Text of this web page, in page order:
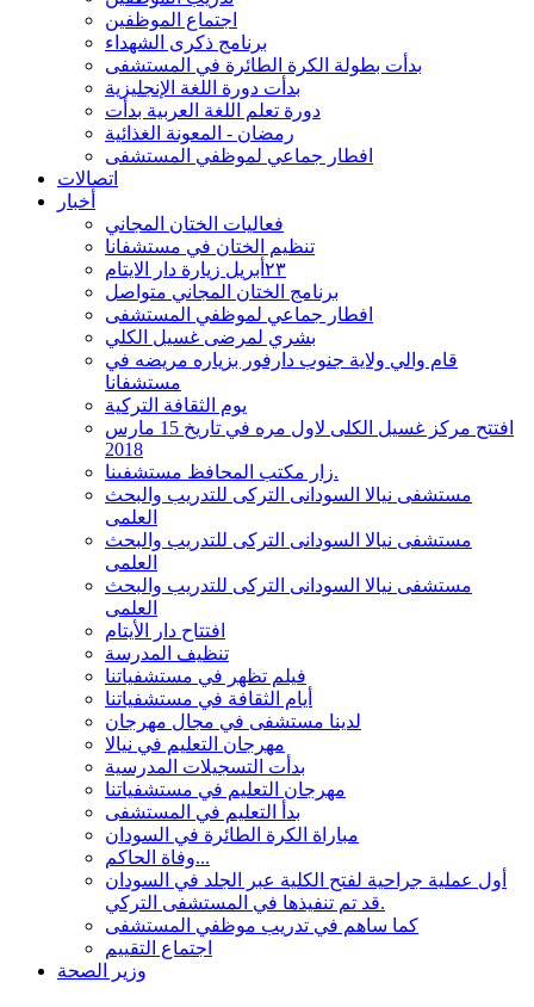
اجتماع الموظفين
برنامج ذكرى الشهداء
بدأت بطولة الكرة الطائرة في المستشفى
بدأت دورة اللغة الإنجليزية
دورة تعلم اللغة العربية بدأت
رمضان - المعونة الغذائية
افطار جماعي لموظفي المستشفى
اتصالات
أخبار
فعاليات الختان المجاني
تنظيم الختان في مستشفانا
٢٣أبريل زيارة دار الايتام
برنامج الختان المجاني متواصل
افطار جماعي لموظفي المستشفى
بشري لمرضى غسيل الكلي
قام والي ولاية جنوب دارفور بزياره مريضه في
مستشفانا
يوم الثقافة التركية
‏افتتح مركز غسيل الكلى لاول مره في تاريخ 15 مارس
2018
زار مكتب المحافظ مستشفىنا.
مستشفى نيالا السودانى التركى للتدريب والبحث
العلمى
مستشفى نيالا السودانى التركى للتدريب والبحث
العلمى
مستشفى نيالا السودانى التركى للتدريب والبحث
العلمى
افتتاح دار الأيتام
تنظيف المدرسة
فيلم تظهر في مستشفياتنا
أيام الثقافة في مستشفياتنا
لدينا مستشفى في مجال مهرجان
مهرجان التعليم في نيالا
بدأت التسجيلات المدرسية
مهرجان التعليم في مستشفياتنا
بدأ التعليم في المستشفى
مباراة الكرة الطائرة في السودان
وفاة الحاكم...
أول عملية جراحية لفتح الكلية عبر الجلد في السودان
قد تم تنفيذها في المستشفى التركي.
كما ساهم في تدريب موظفي المستشفى
اجتماع التقييم
وزير الصحة